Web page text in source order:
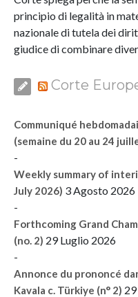
principio di legalità in
nazionale di tutela dei
giudice di combinare
Corte
Communiqué
(semaine du 20 au 24
-
Weekly summary of
July 2026) 3 Agosto 2026
-
Forthcoming Grand
(no. 2) 29 Luglio 2026
-
Annonce du prononcé
Kavala c. Türkiye (n° 2)